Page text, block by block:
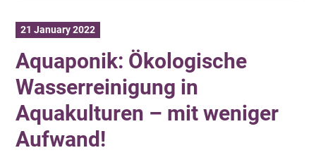
21 January 2022
Aquaponik: Ökologische
Wasserreinigung in
Aquakulturen – mit weniger
Aufwand!